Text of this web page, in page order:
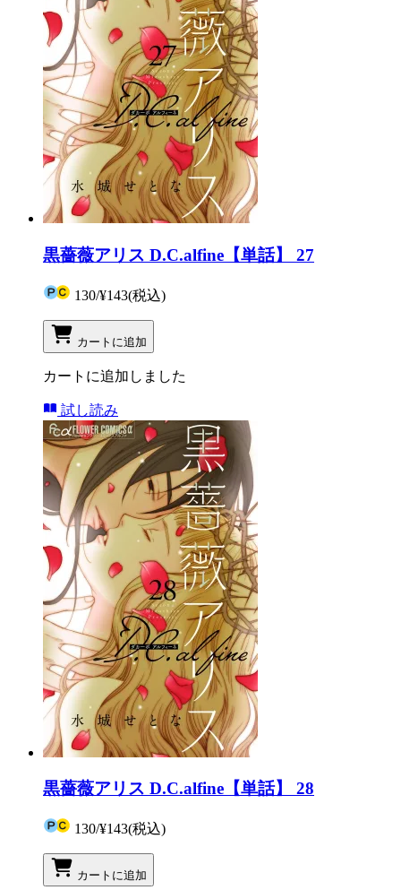
黒薔薇アリス D.C.alfine【単話】 27
130/¥143(税込)
カートに追加
カートに追加しました
試し読み
黒薔薇アリス D.C.alfine【単話】 28
130/¥143(税込)
カートに追加